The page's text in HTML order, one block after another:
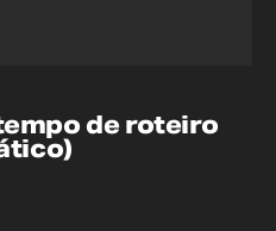
de roteiro